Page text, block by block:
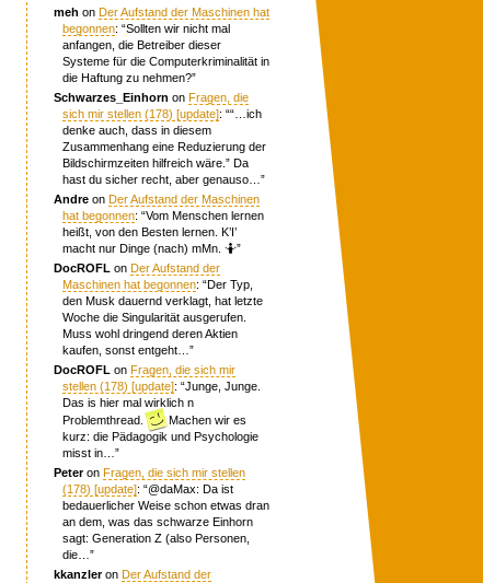
meh onDer Aufstand der Maschinen hat
begonnen: “Sollten wir nicht mal
anfangen, die Betreiber dieser
Systeme für die Computerkriminalität in
die Haftung zu nehmen?”
Schwarzes_Einhorn onFragen, die
sich mir stellen (178) [update]: ““…ich
denke auch, dass in diesem
Zusammenhang eine Reduzierung der
Bildschirmzeiten hilfreich wäre.” Da
hast du sicher recht, aber genauso… ”
Andre onDer Aufstand der Maschinen
hat begonnen: “Vom Menschen lernen
heißt, von den Besten lernen. K’I’
macht nur Dinge (nach) mMn. 🤷”
DocROFL onDer Aufstand der
Maschinen hat begonnen: “Der Typ,
den Musk dauernd verklagt, hat letzte
Woche die Singularität ausgerufen.
Muss wohl dringend deren Aktien
kaufen, sonst entgeht… ”
DocROFL onFragen, die sich mir
stellen (178) [update]: “Junge, Junge.
Das is hier mal wirklich n
Problemthread.
Machen wir es
kurz: die Pädagogik und Psychologie
misst in… ”
PeteronFragen, die sich mir stellen
(178) [update]: “@daMax: Da ist
bedauerlicher Weise schon etwas dran
an dem, was das schwarze Einhorn
sagt: Generation Z (also Personen,
die… ”
kkanzleronDer Aufstand der